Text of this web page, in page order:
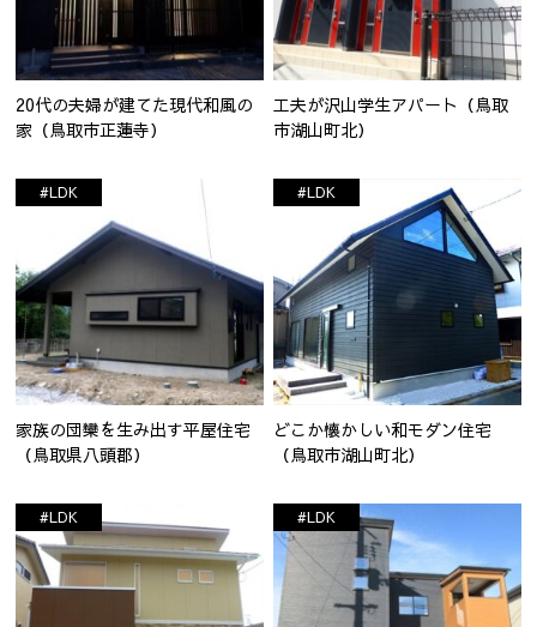
20代の夫婦が建てた現代和風の
家（鳥取市正蓮寺）
工夫が沢山学生アパート（鳥取
市湖山町北）
家族の団欒を生み出す平屋住宅
（鳥取県八頭郡）
#LDK
どこか懐かしい和モダン住宅
（鳥取市湖山町北）
#LDK
#LDK #LDK